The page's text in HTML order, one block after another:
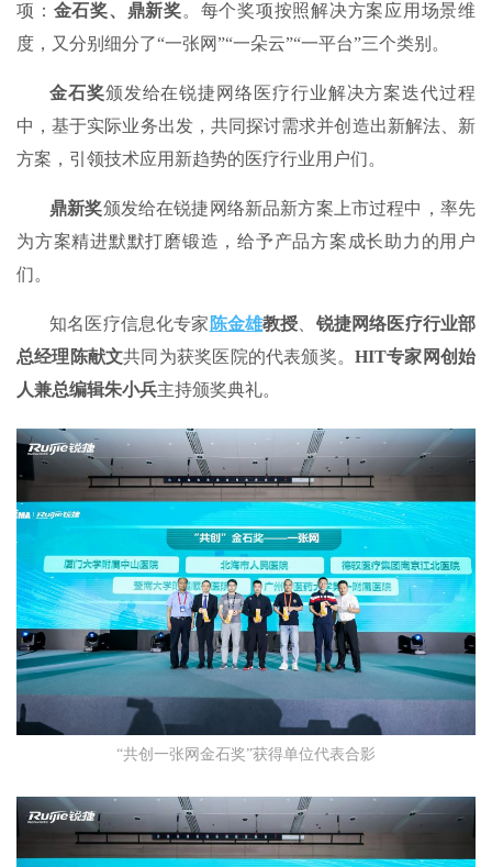
项： 金石奖、 鼎新奖。每个奖项按照解决方案应用场景维
度，又分别细分了“一张网”“一朵云”“一平台”三个类别。
金石奖颁发给在锐捷网络医疗行业解决方案迭代过程
中，基于实际业务出发，共同探讨需求并创造出新解法、新
方案，引领技术应用新趋势的医疗行业用户们。
鼎新奖颁发给在锐捷网络新品新方案上市过程中，率先
为方案精进默默打磨锻造，给予产品方案成长助力的用户
们。
知名医疗信息化专家 陈金雄教授、 锐捷网络医疗行业部
总经理陈献文共同为获奖医院的代表颁奖。 HIT专家网创始
人兼总编辑朱小兵主持颁奖典礼。
“共创一张网金石奖”获得单位代表合影